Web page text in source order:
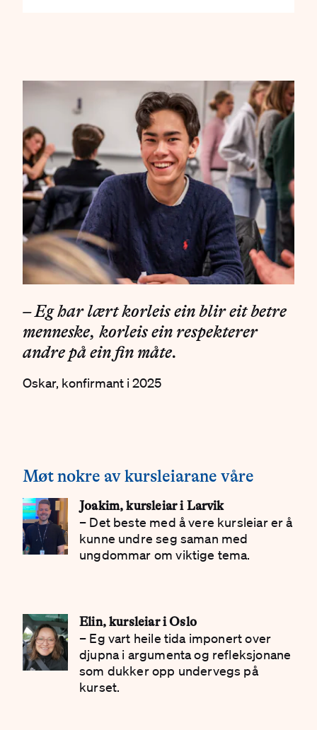
– Eg har lært korleis ein blir eit betre
menneske, korleis ein respekterer
andre på ein fin måte.
Oskar, konfirmant i 2025
Møt nokre av kursleiarane våre
Joakim, kursleiar i Larvik
– Det beste med å vere kursleiar er å
kunne undre seg saman med
ungdommar om viktige tema.
Elin, kursleiar i Oslo
– Eg vart heile tida imponert over
djupna i argumenta og refleksjonane
som dukker opp undervegs på
kurset.